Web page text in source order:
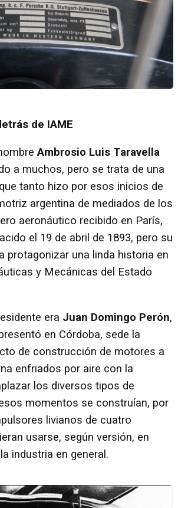
de IAME
Ambrosio Luis Taravella
a muchos, pero se trata de una
tanto hizo por esos inicios de
argentina de mediados de los
aeronáutico recibido en París,
el 19 de abril de 1893, pero su
protagonizar una linda historia en
y Mecánicas del Estado
era Juan Domingo Perón,
en Córdoba, sede la
de construcción de motores a
enfriados por aire con la
los diversos tipos de
momentos se construían, por
livianos de cuatro
usarse, según versión, en
industria en general.